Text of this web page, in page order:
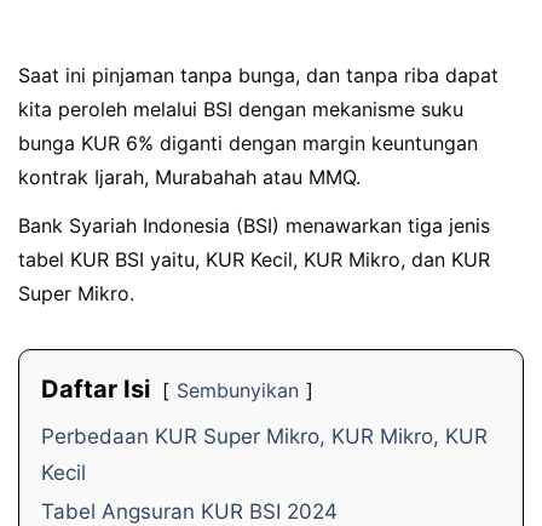
Saat ini pinjaman tanpa bunga, dan tanpa riba dapat
kita peroleh melalui BSI dengan mekanisme suku
bunga KUR 6% diganti dengan margin keuntungan
kontrak Ijarah, Murabahah atau MMQ.
Bank Syariah Indonesia (BSI) menawarkan tiga jenis
tabel KUR BSI yaitu, KUR Kecil, KUR Mikro, dan KUR
Super Mikro.
Daftar Isi
Sembunyikan
Perbedaan KUR Super Mikro, KUR Mikro, KUR
Kecil
Tabel Angsuran KUR BSI 2024